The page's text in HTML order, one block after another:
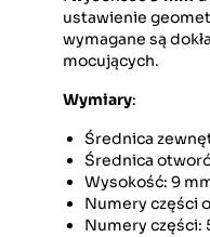
ustawienie
wymagane są
mocujących.
Wymiary:
Średnica
Średnica
Wysokość: 9
Numery części
Numery części: